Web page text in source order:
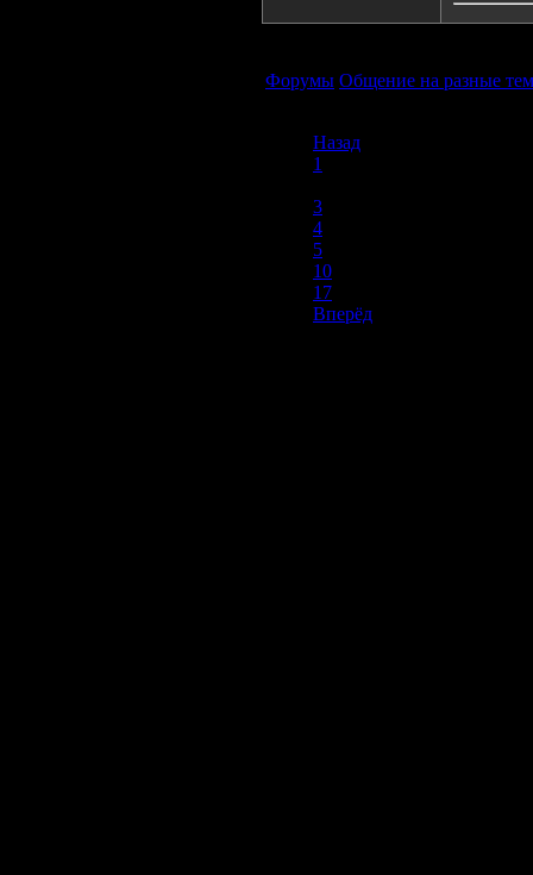
Форумы Общение на разные
Назад
1
3
4
5
10
17
Вперёд